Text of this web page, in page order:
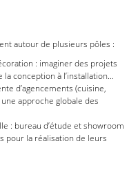
autour de plusieurs pôles :
: imaginer des projets
conception à l’installation…
d’agencements (cuisine,
approche globale des
: bureau d’étude et showroom
pour la réalisation de leurs